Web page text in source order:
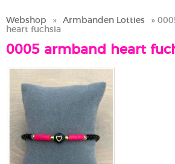
Webshop » Armbanden Lotties
»
heart fuchsia
0005 armband heart